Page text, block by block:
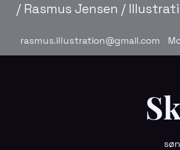
/ Rasmus Jensen /
rasmus.illustration@gmail.com